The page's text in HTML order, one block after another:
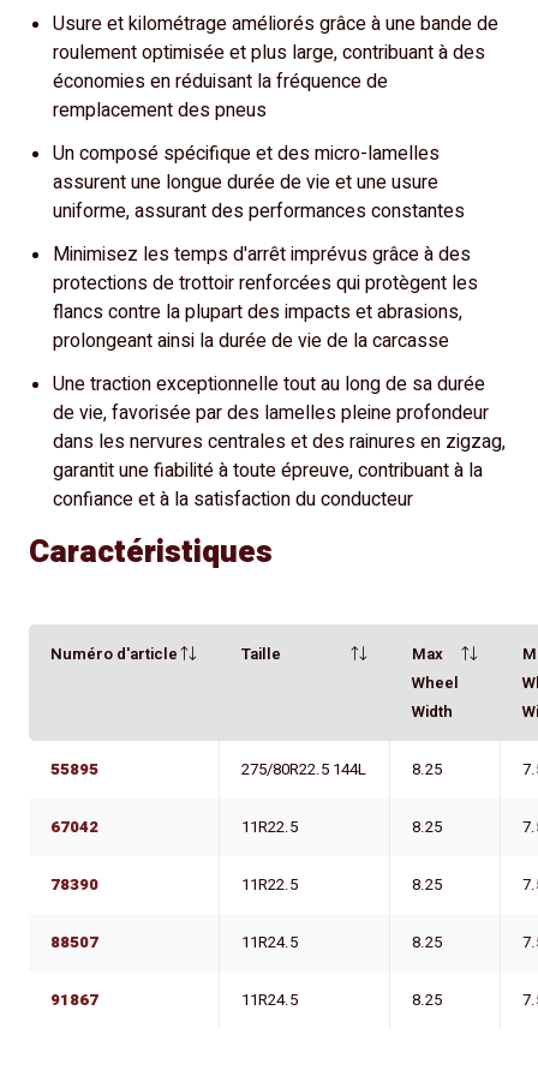
Usure et kilométrage améliorés grâce à une bande de
roulement optimisée et plus large, contribuant à des
économies en réduisant la fréquence de
remplacement des pneus
Un composé spécifique et des micro-lamelles
assurent une longue durée de vie et une usure
uniforme, assurant des performances constantes
Minimisez les temps d'arrêt imprévus grâce à des
protections de trottoir renforcées qui protègent les
flancs contre la plupart des impacts et abrasions,
prolongeant ainsi la durée de vie de la carcasse
Une traction exceptionnelle tout au long de sa durée
de vie, favorisée par des lamelles pleine profondeur
dans les nervures centrales et des rainures en zigzag,
garantit une fiabilité à toute épreuve, contribuant à la
confiance et à la satisfaction du conducteur
Caractéristiques
Numéro d'article Taille
Max
Wheel
Width
55895 275/80R22.5 144L 8.25
67042 11R22.5 8.25
78390 11R22.5 8.25
88507 11R24.5 8.25
91867 11R24.5 8.25